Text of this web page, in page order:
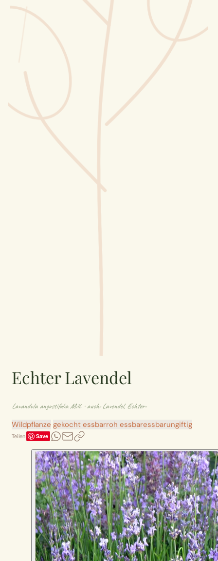
Wusstest du?
Sammlungen
Selber machen
Glossar
Echter Lavendel
Lavandula angustifolia Mill. · auch: Lavendel, Echter-
Wildpflanze gekocht essbarroh essbaressbarungiftig
Teilen Save